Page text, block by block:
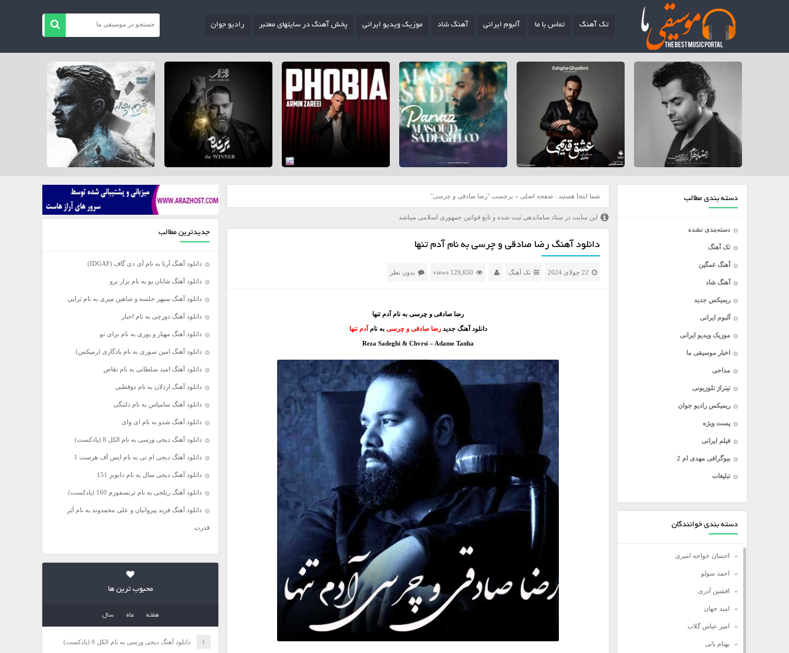
تک آهنگ تماس با ما آلبوم ایرانی آهنگ شاد موزیک ویدیو ایرانی پخش آهنگ در سایتهای معتبر رادیو جوان
دسته بندی مطالب
دسته‌بندی نشده
تک آهنگ
آهنگ غمگین
آهنگ شاد
ریمیکس جدید
آلبوم ایرانی
موزیک ویدیو ایرانی
اخبار موسیقی ما
مداحی
تیتراژ تلوزیونی
ریمیکس رادیو جوان
پست ویژه
فیلم ایرانی
بیوگرافی مهدی ام 2
تبلیغات
دسته بندی خوانندگان
احسان خواجه امیری
احمد سولو
افشین آدری
امید جهان
امیر عباس گلاب
بهنام بانی
شما اینجا هستید : صفحه اصلی » برچسب "رضا صادقی و چرسی"
این سایت در ستاد ساماندهی ثبت شده و تابع قوانین جمهوری اسلامی میباشد
دانلود آهنگ رضا صادقی و چرسی به نام آدم تنها
22 جولای 2024 تک آهنگ 129,650 views بدون نظر
رضا صادقی و چرسی به نام آدم تنها
دانلود آهنگ جدید رضا صادقی و چرسی به نامآدم تنها
Reza Sadeghi & Chvrsi – Adame Tanha
جدیدترین مطالب
دانلود آهنگ آرتا به نام آی دی گاف (IDGAF)
دانلود آهنگ شایان یو به نام بزار برو
دانلود آهنگ سپهر خلسه و شاهین میری به نام تراپی
دانلود آهنگ دورچی به نام اجبار
دانلود آهنگ مهیار و پوری به نام برای تو
دانلود آهنگ امین سوری به نام یادگاری (رمیکس)
دانلود آهنگ امید سلطانی به نام تقاص
دانلود آهنگ اردلان به نام دوقطبی
دانلود آهنگ سامیاس به نام دلتنگی
دانلود آهنگ شدو به نام ای وای
دانلود آهنگ دیجی ورسی به نام الکل 8 (پادکست)
دانلود آهنگ دیجی ام تی به نام ایس آف هرست 1
دانلود آهنگ دیجی سال به نام دابویز 151
دانلود آهنگ ریلجی به نام ترنسفورم 160 (پادکست)
دانلود آهنگ فرید پیروانیان و علی محمدوند به نام اَبَر
قدرت
محبوب ترین ها
هفته ماه سال
دانلود آهنگ دیجی ورسی به نام الکل 8 (پادکست)